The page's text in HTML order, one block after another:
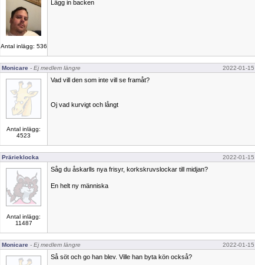
Antal inlägg: 536
Lägg in backen
Monicare - Ej medlem längre 2022-01-
Antal inlägg:
4523
Vad vill den som inte vill se framåt?
Oj vad kurvigt och långt
Prärieklocka 2022-01-
Antal inlägg:
11487
Såg du åskarlls nya frisyr, korkskruvslockar till midjan?
En helt ny människa
Monicare - Ej medlem längre 2022-01-
Så söt och go han blev. Ville han byta kön också?